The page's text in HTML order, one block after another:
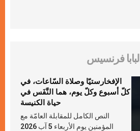
البابا فرنسيس
الإفخارستيّا وصلاة السّاعات، في
كلّ أسبوع وكلّ يوم، هما النَّفَس في
حياة الكنيسة
النص الكامل للمقابلة العامّة مع
المؤمنين يوم الأربعاء 5 آب 2026